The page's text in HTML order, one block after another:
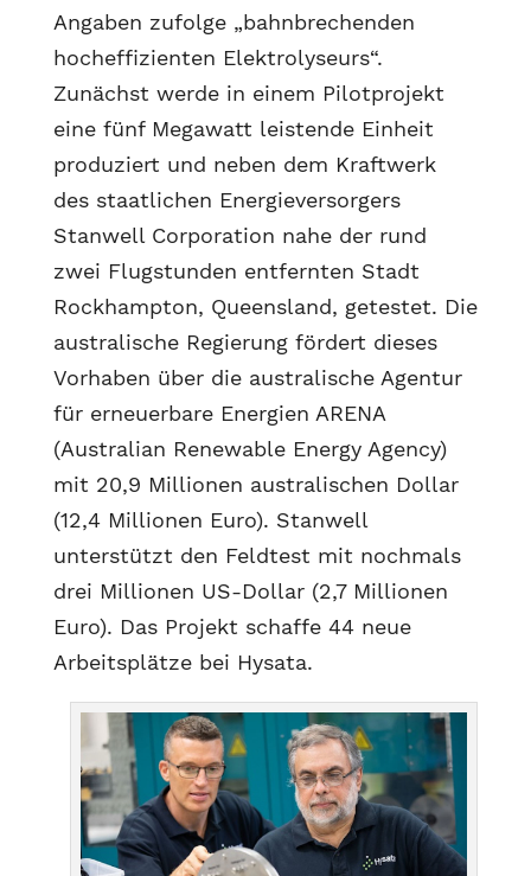
Angaben zufolge „bahnbrechenden
hocheffizienten Elektrolyseurs“.
Zunächst werde in einem Pilotprojekt
eine fünf Megawatt leistende Einheit
produziert und neben dem Kraftwerk
des staatlichen Energieversorgers
Stanwell Corporation nahe der rund
zwei Flugstunden entfernten Stadt
Rockhampton, Queensland, getestet. Die
australische Regierung fördert dieses
Vorhaben über die australische Agentur
für erneuerbare Energien ARENA
(Australian Renewable Energy Agency)
mit 20,9 Millionen australischen Dollar
(12,4 Millionen Euro). Stanwell
unterstützt den Feldtest mit nochmals
drei Millionen US-Dollar (2,7 Millionen
Euro). Das Projekt schaffe 44 neue
Arbeitsplätze bei Hysata.